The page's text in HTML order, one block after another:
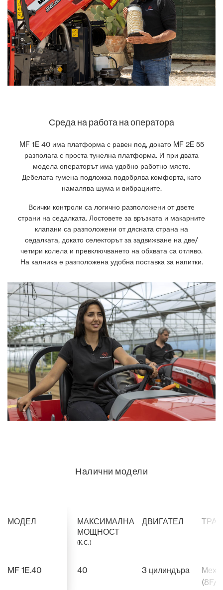
Среда на работа на оператора
MF 1E 40 има платформа с равен под, докато MF 2E 55
разполага с проста тунелна платформа. И при двата
модела операторът има удобно работно място.
Дебелата гумена подложка подобрява комфорта, като
намалява шума и вибрациите.
Всички контроли са логично разположени от двете
страни на седалката. Лостовете за връзката и макарните
клапани са разположени от дясната страна на
седалката, докато селекторът за задвижване на две/
четири колела и превключването на обхвата са отляво.
На калника е разположена удобна поставка за напитки.
Налични модели
МАКСИМАЛНА
МОЩНОСТ
(К.С.)
ДВИГАТЕЛ
40 3 цилиндъра
(8F/
МОДЕЛ
MF 1E.40